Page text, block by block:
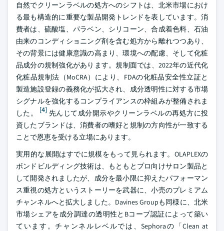
自然でクリーンラベルの処方へのシフトは、北米市場におけ
る最も構造的に重要な製品開発トレンドを表しています。消
費者は、硫酸塩、パラベン、シリコーン、合成着色料、石油
由来のコンディショニング剤を含む処方から離れつつあり、
その背景には健康意識の高まり、環境への配慮、そして化粧
品成分の規制強化があります。規制面では、2022年の近代化
化粧品規制法（MoCRA）により、FDAの化粧品安全性立証と
製造施設登録の義務化が拡大され、成分透明性に対する市場
シグナルを強化するコンプライアンスの枠組みが整備されま
した。
[4] 先んじて成分開示やクリーンラベルの再処方に投
資したブランドは、消費者の嗜好と規制の方向性が一致する
ことで恩恵を受ける立場にあります。
実用的な展開はすでに規模をもって見られます。OLAPLEXの
ボンドビルディング技術は、もともとプロ向けサロン製品と
して開発されましたが、成分を最小限に抑えたパフォーマン
ス重視の処方というストーリーを武器に、小売のプレミアム
チャンネルへと拡大しました。Davines Groupも同様に、北米
市場シェアを成分調達の透明性とBコープ認証によって築い
ています。チャンネルレベルでは、Sephoraの「Clean at